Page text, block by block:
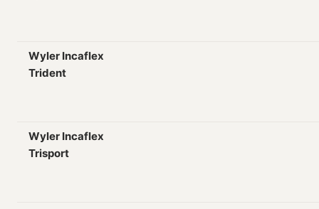
Wyler Incaflex
Trident
Wyler Incaflex
Trisport